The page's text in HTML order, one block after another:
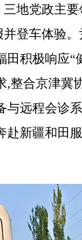
地党政主
登车体验
田积极响应“
,整合京津冀
与远程会诊
赴新疆和田